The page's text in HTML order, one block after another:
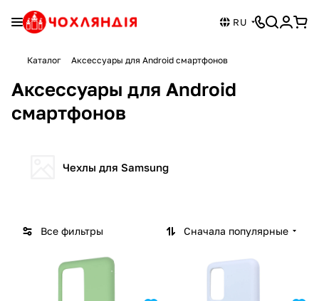
RU
Каталог Аксессуары для Android смартфонов
Аксессуары для Android
смартфонов
Чехлы для Samsung
Все фильтры Сначала популярные